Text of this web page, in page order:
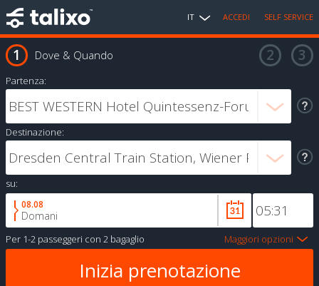
IT ACCEDI SELF SERVICE
Dove & Quando
Partenza:
Destinazione:
su:
08.08
Domani
Per 1-2 passeggeri con 2 bagaglio Maggiori opzioni